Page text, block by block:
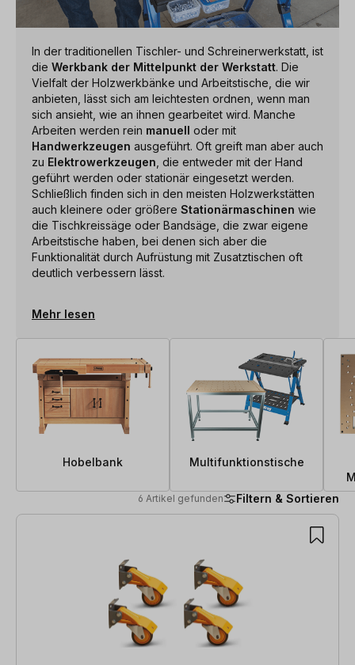
In der traditionellen Tischler- und Schreinerwerkstatt, ist
die Werkbank der Mittelpunkt der Werkstatt. Die
Vielfalt der Holzwerkbänke und Arbeitstische, die wir
anbieten, lässt sich am leichtesten ordnen, wenn man
sich ansieht, wie an ihnen gearbeitet wird. Manche
Arbeiten werden rein manuell oder mit
Handwerkzeugen ausgeführt. Oft greift man aber auch
zu Elektrowerkzeugen , die entweder mit der Hand
geführt werden oder stationär eingesetzt werden.
Schließlich finden sich in den meisten Holzwerkstätten
auch kleinere oder größere Stationärmaschinen wie
die Tischkreissäge oder Bandsäge, die zwar eigene
Arbeitstische haben, bei denen sich aber die
Funktionalität durch Aufrüstung mit Zusatztischen oft
deutlich verbessern lässt.
Mehr lesen
Hobelbank
Multifunktionstische
6 Artikel gefunden Filtern & Sortieren
6 Artikel gefunden